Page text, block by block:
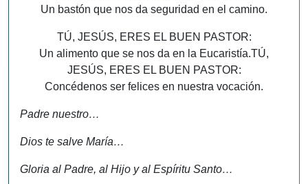
Un bastón que nos da seguridad en el camino.
TÚ, JESÚS, ERES EL BUEN PASTOR:
Un alimento que se nos da en la Eucaristía.TÚ,
JESÚS, ERES EL BUEN PASTOR:
Concédenos ser felices en nuestra vocación.
Padre nuestro…
Dios te salve María…
Gloria al Padre, al Hijo y al Espíritu Santo…